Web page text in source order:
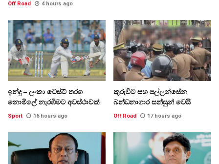
Off Road 4 hours ago
ඉන්දු – ලංකා ටෙස්ට් තරග
නොමිලේ නැරඹීමට අවස්ථාවක්
Sport 16 hours ago
කුරුවිට සහ පල්ලන්සේන
බන්ධනාගාර සන්සුන් වෙයි
Off Road 17 hours ago